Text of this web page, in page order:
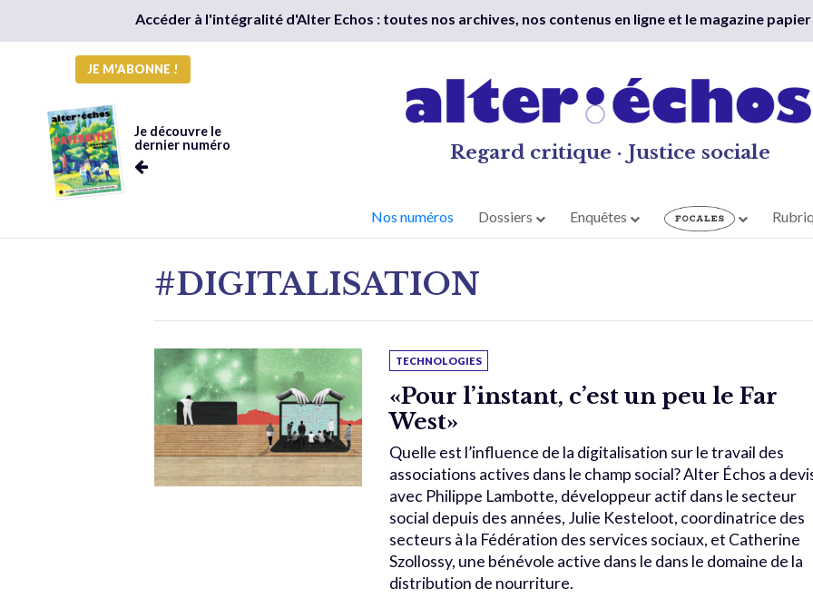
Accéder à l'intégralité d'Alter Echos : toutes nos archives, nos contenus en ligne et le magazine
JE M'ABONNE !
Je découvre le
dernier numéro
Regard critique · Justice sociale
Nos numéros Dossiers Enquêtes
#DIGITALISATION
TECHNOLOGIES
«Pour l’instant, c’est un peu le Far
West»
Quelle est l’influence de la digitalisation sur le travail des
associations actives dans le champ social? Alter Échos a
avec Philippe Lambotte, développeur actif dans le secteur
social depuis des années, Julie Kesteloot, coordinatrice des
secteurs à la Fédération des services sociaux, et Catherine
Szollossy, une bénévole active dans le dans le domaine de la
distribution de nourriture.